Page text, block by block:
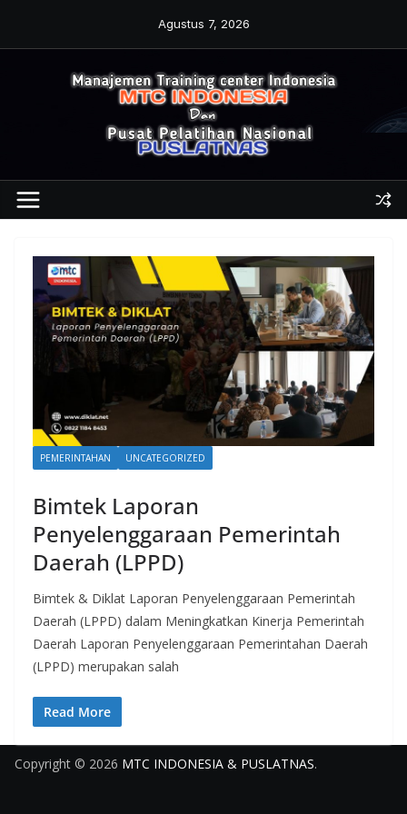
Agustus 7, 2026
PEMERINTAHAN UNCATEGORIZED
Bimtek Laporan
Penyelenggaraan Pemerintah
Daerah (LPPD)
Bimtek & Diklat Laporan Penyelenggaraan Pemerintah
Daerah (LPPD) dalam Meningkatkan Kinerja Pemerintah
Daerah Laporan Penyelenggaraan Pemerintahan Daerah
(LPPD) merupakan salah
Read More
Copyright © 2026 MTC INDONESIA & PUSLATNAS.